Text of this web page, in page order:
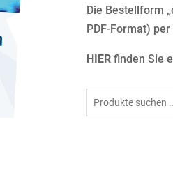
Die Bestellform
PDF-Format)
HIER finden Sie
Suchen
nach: